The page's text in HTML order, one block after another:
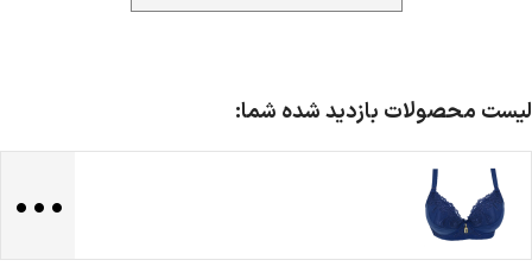
لیست محصولات بازدید شده شما:
...